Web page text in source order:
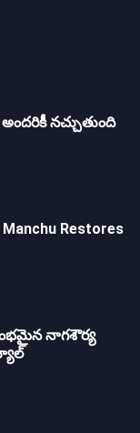
నచ్చుతుంది
Manchu Restores
నాగశౌర్య